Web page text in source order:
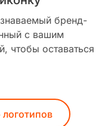
бренд-
с вашим
чтобы оставаться